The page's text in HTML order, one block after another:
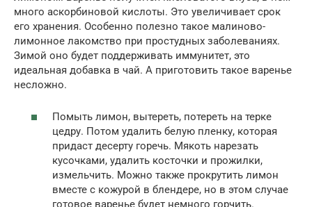
много аскорбиновой кислоты. Это увеличивает срок
его хранения. Особенно полезно такое малиново-
лимонное лакомство при простудных заболеваниях.
Зимой оно будет поддерживать иммунитет, это
идеальная добавка в чай. А приготовить такое варенье
несложно.
Помыть лимон, вытереть, потереть на терке
цедру. Потом удалить белую пленку, которая
придаст десерту горечь. Мякоть нарезать
кусочками, удалить косточки и прожилки,
измельчить. Можно также прокрутить лимон
вместе с кожурой в блендере, но в этом случае
готовое варенье будет немного горчить.